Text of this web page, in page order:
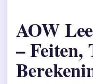
AOW
– Feiten,